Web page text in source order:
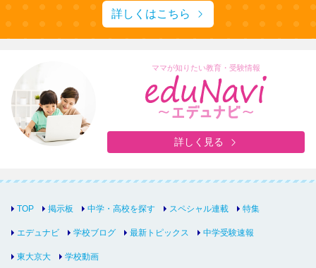
詳しくはこちら
ママが知りたい教育・受験情報
詳しく見る
TOP 掲示板 中学・高校を探す スペシャル連載 特集
エデュナビ 学校ブログ 最新トピックス 中学受験速報
東大京大 学校動画